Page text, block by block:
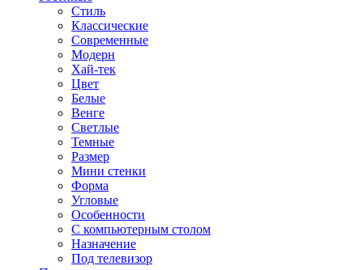
Стиль
Классические
Современные
Модерн
Хай-тек
Цвет
Белые
Венге
Светлые
Темные
Размер
Мини стенки
Форма
Угловые
Особенности
С компьютерным столом
Назначение
Под телевизор